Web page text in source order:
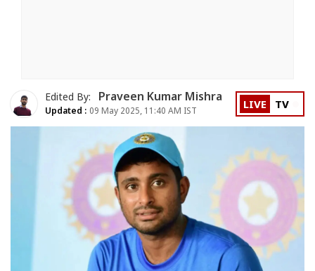
Edited By: Praveen Kumar Mishra
Updated : 09 May 2025, 11:40 AM IST LIVE TV